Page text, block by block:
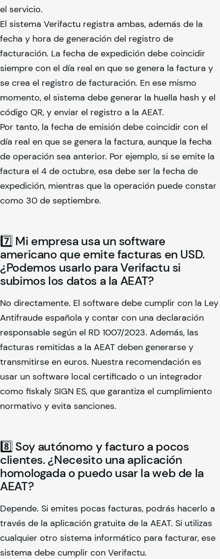
el servicio.
El sistema Verifactu registra ambas, además de la
fecha y hora de generación del registro de
facturación. La fecha de expedición debe coincidir
siempre con el día real en que se genera la factura y
se crea el registro de facturación. En ese mismo
momento, el sistema debe generar la huella hash y el
código QR, y enviar el registro a la AEAT.
Por tanto, la fecha de emisión debe coincidir con el
día real en que se genera la factura, aunque la fecha
de operación sea anterior. Por ejemplo, si se emite la
factura el 4 de octubre, esa debe ser la fecha de
expedición, mientras que la operación puede constar
como 30 de septiembre.
7️⃣ Mi empresa usa un software
americano que emite facturas en USD.
¿Podemos usarlo para Verifactu si
subimos los datos a la AEAT?
No directamente. El software debe cumplir con la Ley
Antifraude española y contar con una declaración
responsable según el RD 1007/2023. Además, las
facturas remitidas a la AEAT deben generarse y
transmitirse en euros. Nuestra recomendación es
usar un software local certificado o un integrador
como fiskaly SIGN ES, que garantiza el cumplimiento
normativo y evita sanciones.
8️⃣ Soy autónomo y facturo a pocos
clientes. ¿Necesito una aplicación
homologada o puedo usar la web de la
AEAT?
Depende. Si emites pocas facturas, podrás hacerlo a
través de la aplicación gratuita de la AEAT. Si utilizas
cualquier otro sistema informático para facturar, ese
sistema debe cumplir con Verifactu.